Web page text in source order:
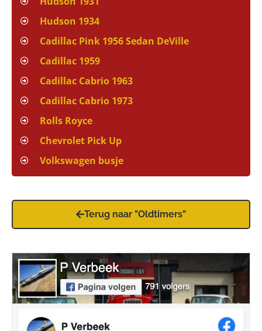
Hudson 1934
Cadillac Pink 1956 Sedan DeVille
Cadillac 1959
Cadillac Cabrio 1963
Cadillac Cabrio 1973
Rolls Royce
Chevrolet Pick Up
Volkswagen busje
Terug naar "Oldtimers"